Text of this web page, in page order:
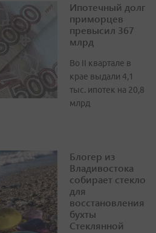
Ипотечный долг
приморцев
превысил 367
млрд
Во II квартале в
крае выдали 4,1
тыс. ипотек на 20,8
млрд
Блогер из
Владивостока
собирает стекло
для
восстановления
бухты
Стеклянной